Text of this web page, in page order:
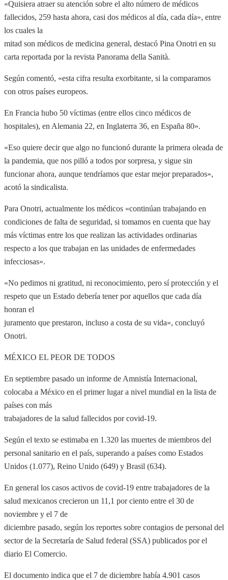
«Quisiera atraer su atención sobre el alto número de médicos
fallecidos, 259 hasta ahora, casi dos médicos al día, cada día», entre
los cuales la
mitad son médicos de medicina general, destacó Pina Onotri en su
carta reportada por la revista Panorama della Sanità.
Según comentó, «esta cifra resulta exorbitante, si la comparamos
con otros países europeos.
En Francia hubo 50 víctimas (entre ellos cinco médicos de
hospitales), en Alemania 22, en Inglaterra 36, en España 80».
«Eso quiere decir que algo no funcionó durante la primera oleada de
la pandemia, que nos pilló a todos por sorpresa, y sigue sin
funcionar ahora, aunque tendríamos que estar mejor preparados»,
acotó la sindicalista.
Para Onotri, actualmente los médicos «continúan trabajando en
condiciones de falta de seguridad, si tomamos en cuenta que hay
más víctimas entre los que realizan las actividades ordinarias
respecto a los que trabajan en las unidades de enfermedades
infecciosas».
«No pedimos ni gratitud, ni reconocimiento, pero sí protección y el
respeto que un Estado debería tener por aquellos que cada día
honran el
juramento que prestaron, incluso a costa de su vida», concluyó
Onotri.
MÉXICO EL PEOR DE TODOS
En septiembre pasado un informe de Amnistía Internacional,
colocaba a México en el primer lugar a nivel mundial en la lista de
países con más
trabajadores de la salud fallecidos por covid-19.
Según el texto se estimaba en 1.320 las muertes de miembros del
personal sanitario en el país, superando a países como Estados
Unidos (1.077), Reino Unido (649) y Brasil (634).
En general los casos activos de covid-19 entre trabajadores de la
salud mexicanos crecieron un 11,1 por ciento entre el 30 de
noviembre y el 7 de
diciembre pasado, según los reportes sobre contagios de personal del
sector de la Secretaría de Salud federal (SSA) publicados por el
diario El Comercio.
El documento indica que el 7 de diciembre había 4.901 casos